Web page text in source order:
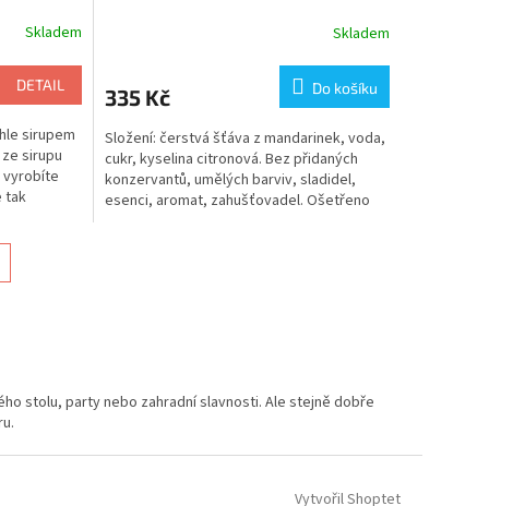
Skladem
DETAIL
sirupem
sirupu
vyrobíte
tak
Skladem
335 Kč Do košíku
Složení: čerstvá šťáva z mandarinek, voda,
cukr, kyselina citronová. Bez přidaných
konzervantů, umělých barviv, sladidel,
esenci, aromat, zahušťovadel. Ošetřeno
stolu, party nebo zahradní slavnosti. Ale stejně dobře
Vytvořil Shoptet